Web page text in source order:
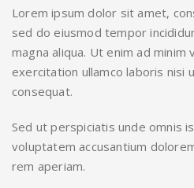
Lorem ipsum dolor sit amet,
sed do eiusmod tempor
magna aliqua. Ut enim ad minim
exercitation ullamco laboris nisi
consequat.
Sed ut perspiciatis unde omnis
voluptatem accusantium
rem aperiam.